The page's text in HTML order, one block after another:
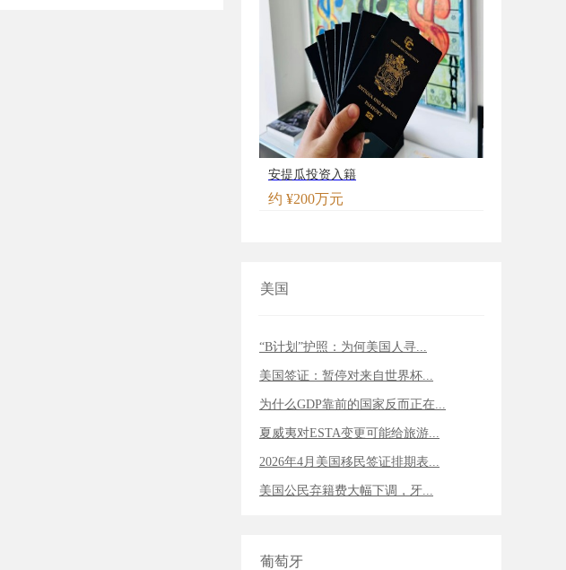
安提瓜投资入籍
约 ¥200万元
美国
“B计划”护照：为何美国人寻...
美国签证：暂停对来自世界杯...
为什么GDP靠前的国家反而正在...
夏威夷对ESTA变更可能给旅游...
2026年4月美国移民签证排期表...
美国公民弃籍费大幅下调，牙...
葡萄牙